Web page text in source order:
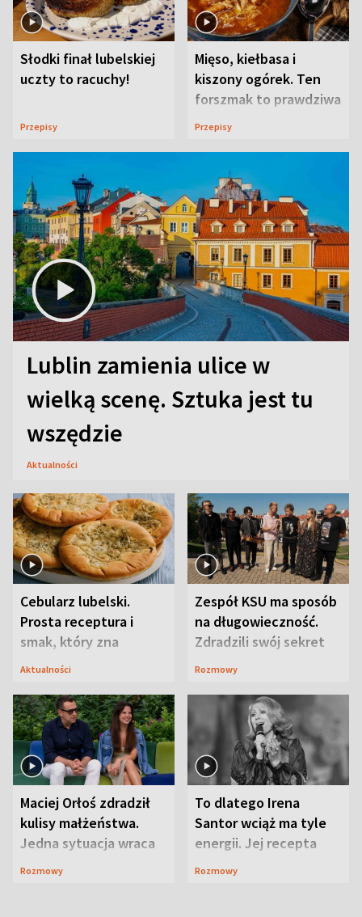
Słodki finał lubelskiej
uczty to racuchy!
Przepisy
Mięso, kiełbasa i
kiszony ogórek. Ten
forszmak to prawdziwa
uczta
Przepisy
Lublin zamienia ulice w
wielką scenę. Sztuka jest tu
wszędzie
Aktualności
Cebularz lubelski.
Prosta receptura i
smak, który zna
Lubelszczyzna
Aktualności
Zespół KSU ma sposób
na długowieczność.
Zdradzili swój sekret
Rozmowy
Maciej Orłoś zdradził
kulisy małżeństwa.
Jedna sytuacja wraca
jak bumerang
Rozmowy
To dlatego Irena
Santor wciąż ma tyle
energii. Jej recepta
jest zaskakująco
Rozmowy